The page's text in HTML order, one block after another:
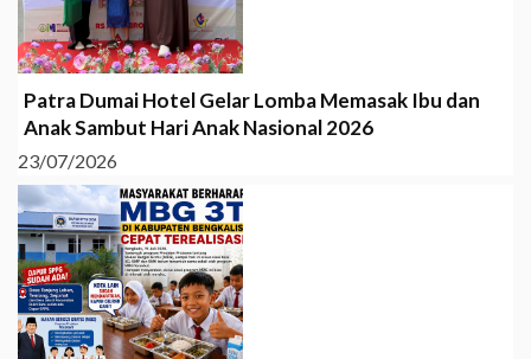
Patra Dumai Hotel Gelar Lomba Memasak Ibu dan
Anak Sambut Hari Anak Nasional 2026
23/07/2026